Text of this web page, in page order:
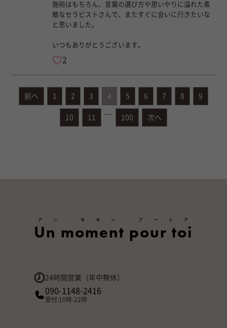
施術はもちろん、言葉の選び方や思いやりに溢れた素
敵なセラピストさんで、またすぐに会いに行きたいな
と思いました。
いつもありがとうございます。
2
前へ 1 2 3 4 5 6 7 8 9
10 11 100 次へ
Un moment pour toi
アン モモン プートア
24時間営業（年中無休）
090-1148-2416
受付:10時-22時